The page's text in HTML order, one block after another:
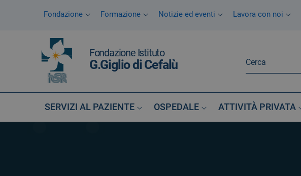
Vai al menu di navigazione
Fondazione Formazione Notizie ed eventi Lavora con noi
Fondazione Istituto
G.Giglio di Cefalù
SERVIZI AL PAZIENTE OSPEDALE ATTIVITÀ PRIVATA